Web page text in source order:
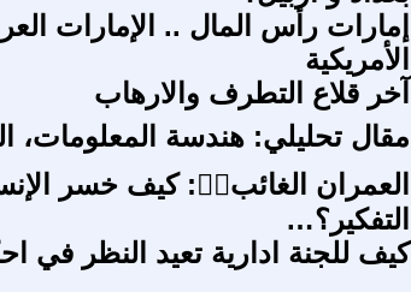
إمارات رأس المال .. الإمارات
الأمريكية
آخر قلاع التطرف والارهاب
مقال تحليلي: هندسة المعلومات،
العمران الغائب🤷‍♂: كيف خسر
التفكير؟…
كيف للجنة ادارية تعيد النظر في